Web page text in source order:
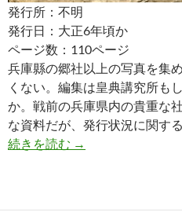
発行所：不明
発行日：大正6年頃か
ページ数：110ページ
兵庫縣の郷社以上の写真を集
くない。編集は皇典講究所も
か。戦前の兵庫県内の貴重な
な資料だが、発行状況に関す
続きを読む 兵庫縣名社写真図
→